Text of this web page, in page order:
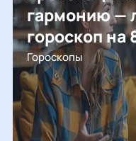
гармонию —
гороскоп на
Гороскопы